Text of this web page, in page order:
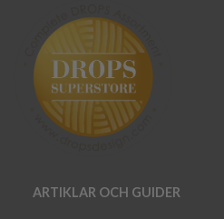
ARTIKLAR OCH GUIDER